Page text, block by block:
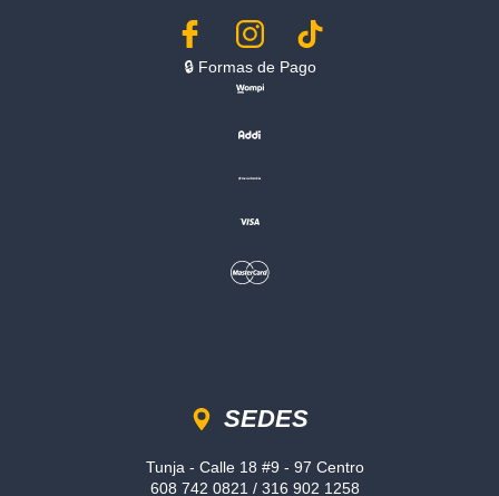
🔒︎ Formas de Pago
SEDES
Tunja - Calle 18 #9 - 97 Centro
608 742 0821 / 316 902 1258